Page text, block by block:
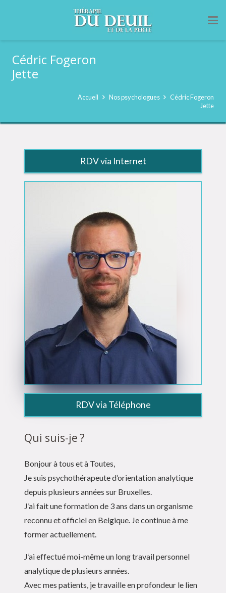
Cédric Fogeron
Jette
Accueil Nos psychologues
Cédric Fogeron
Jette
RDV via Internet
RDV via Téléphone
Qui suis-je ?
Bonjour à tous et à Toutes,
Je suis psychothérapeute d’orientation analytique
depuis plusieurs années sur Bruxelles.
J’ai fait une formation de 3 ans dans un organisme
reconnu et officiel en Belgique. Je continue à me
former actuellement.
J’ai effectué moi-même un long travail personnel
analytique de plusieurs années.
Avec mes patients, je travaille en profondeur le lien